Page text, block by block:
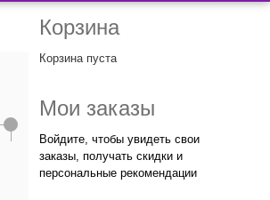
Корзина
Корзина пуста
Мои заказы
Войдите, чтобы увидеть свои
заказы, получать скидки и
персональные рекомендации